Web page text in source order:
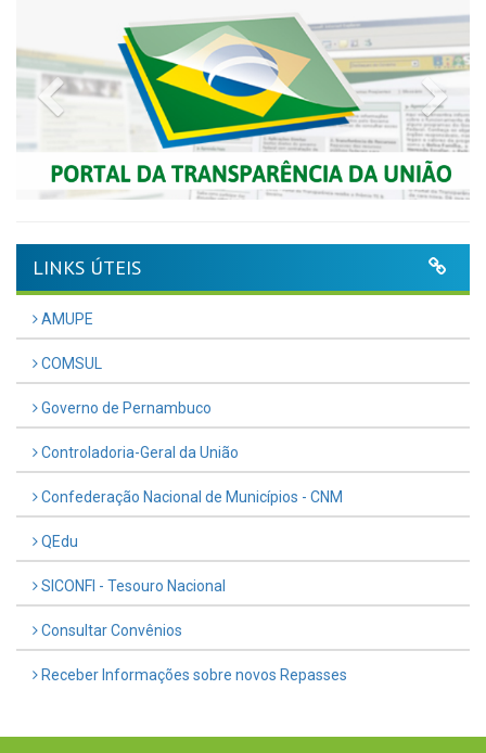
Previous
LINKS ÚTEIS
AMUPE
COMSUL
Governo de Pernambuco
Controladoria-Geral da União
Confederação Nacional de Municípios - CNM
QEdu
SICONFI - Tesouro Nacional
Consultar Convênios
Receber Informações sobre novos Repasses